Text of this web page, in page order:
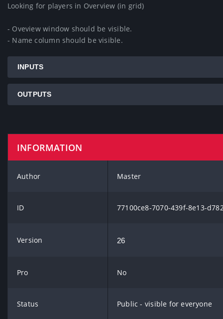
Looking for players in Overview (in grid)
- Oveview window should be visible.
- Name column should be visible.
INPUTS
OUTPUTS
INFORMATION
Author Master
ID 77100ce8-7070-439f-8e13-
Version 26
Pro No
Status Public - visible for everyone